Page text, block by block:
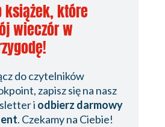
książek, które
wieczór w
do czytelników
zapisz się na nasz
i odbierz darmowy
. Czekamy na Ciebie!